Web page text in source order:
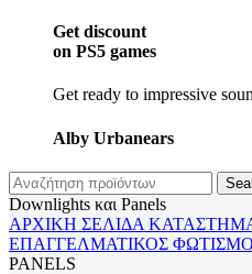
Get discount
on PS5 games
Get ready to impressive
Alby Urbanears
Downlights και Panels
ΑΡΧΙΚΉ ΣΕΛΊΔΑ
ΕΠΑΓΓΕΛΜΑΤΙΚΟΣ
PANELS